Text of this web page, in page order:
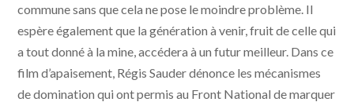
commune sans que cela ne pose le moindre problème. Il
espère également que la génération à venir, fruit de celle qui
a tout donné à la mine, accédera à un futur meilleur. Dans ce
film d’apaisement, Régis Sauder dénonce les mécanismes
de domination qui ont permis au Front National de marquer